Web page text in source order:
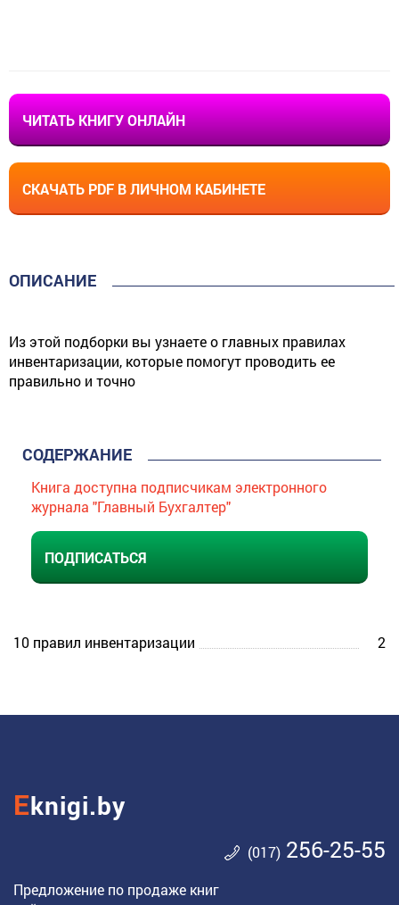
ЧИТАТЬ КНИГУ ОНЛАЙН
СКАЧАТЬ PDF В ЛИЧНОМ КАБИНЕТЕ
ОПИСАНИЕ
Из этой подборки вы узнаете о главных правилах
инвентаризации, которые помогут проводить ее
правильно и точно
СОДЕРЖАНИЕ
Книга доступна подписчикам электронного
журнала "Главный Бухгалтер"
ПОДПИСАТЬСЯ
10 правил инвентаризации 2
Eknigi.by
(017) 256-25-55
Предложение по продаже книг